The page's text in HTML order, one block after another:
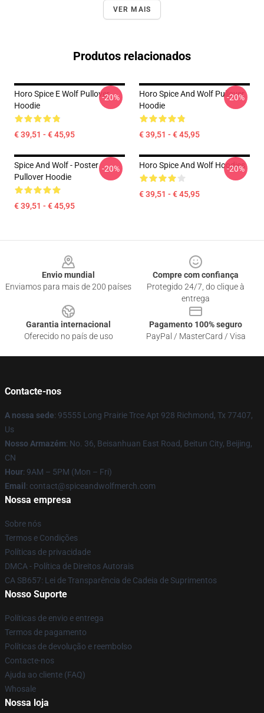
VER MAIS
Produtos relacionados
Horo Spice E Wolf Pullover
Hoodie
€ 39,51 - € 45,95
-20%
Horo Spice And Wolf Pullover
Hoodie
€ 39,51 - € 45,95
-20%
Spice And Wolf - Poster
Pullover Hoodie
€ 39,51 - € 45,95
-20% Horo Spice And Wolf Hoodies
€ 39,51 - € 45,95
-20%
Envio mundial
Enviamos para mais de 200 países
Compre com confiança
Protegido 24/7, do clique à
entrega
Garantia internacional
Oferecido no país de uso
Pagamento 100% seguro
PayPal / MasterCard / Visa
Contacte-nos
A nossa sede: 95555 Long Prairie Trce Apt 928 Richmond, Tx 77407,
Us
Nosso Armazém: No. 36, Beisanhuan East Road, Beitun City, Beijing,
CN
Hour: 9AM – 5PM (Mon – Fri)
Email : contact@spiceandwolfmerch.com
Nossa empresa
Sobre nós
Termos e Condições
Políticas de privacidade
DMCA - Política de Direitos Autorais
CA SB657: Lei de Transparência de Cadeia de Suprimentos
Nosso Suporte
Políticas de envio e entrega
Termos de pagamento
Políticas de devolução e reembolso
Contacte-nos
Ajuda ao cliente (FAQ)
Whosale
Nossa loja